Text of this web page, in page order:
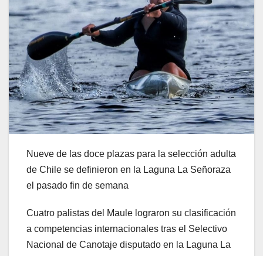
Nueve de las doce plazas para la selección adulta
de Chile se definieron en la Laguna La Señoraza
el pasado fin de semana
Cuatro palistas del Maule lograron su clasificación
a competencias internacionales tras el Selectivo
Nacional de Canotaje disputado en la Laguna La